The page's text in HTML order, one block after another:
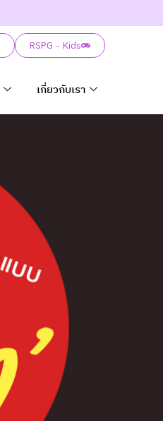
RSPG - Kids
เกี่ยวกับเรา